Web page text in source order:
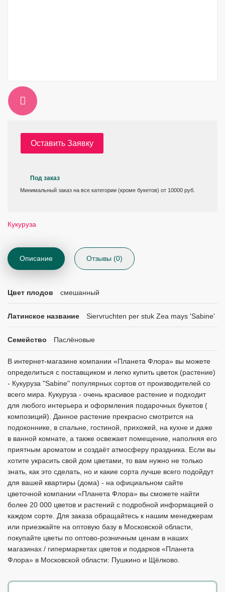
Оставить Заявку
Под заказ
Минимальный заказ на все категории (кроме букетов) от 10000 руб.
Кукуруза
Описание Отзывы (0)
Цвет плодов смешанный
Латинское название Siervruchten per stuk Zea mays 'Sabine'
Семейство Паслёновые
В интернет-магазине компании «Планета Флора» вы можете
определиться с поставщиком и легко купить цветок (растение)
- Кукуруза "Sabine" популярных сортов от производителей со
всего мира. Кукуруза - очень красивое растение и подходит
для любого интерьера и оформления подарочных букетов (
композиций). Данное растение прекрасно смотрится на
подоконнике, в спальне, гостиной, прихожей, на кухне и даже
в ванной комнате, а также освежает помещение, наполняя его
приятным ароматом и создаёт атмосферу праздника. Если вы
хотите украсить свой дом цветами, то вам нужно не только
знать, как это сделать, но и какие сорта лучше всего подойдут
для вашей квартиры (дома) - на официальном сайте
цветочной компании «Планета Флора» вы сможете найти
более 20 000 цветов и растений с подробной информацией о
каждом сорте. Для заказа обращайтесь к нашим менеджерам
или приезжайте на оптовую базу в Московской области,
покупайте цветы по оптово-розничным ценам в наших
магазинах / гипермаркетах цветов и подарков «Планета
Флора» в Московской области: Пушкино и Щёлково.